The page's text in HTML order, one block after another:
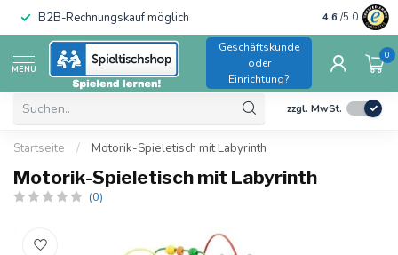
B2B-Rechnungskauf möglich 4.6 /5.0
MENU
Geschäftskunde
oder
Einrichtung?
0
zzgl. MwSt.
Startseite / Motorik-Spieletisch mit Labyrinth
Motorik-Spieletisch mit Labyrinth
(0)